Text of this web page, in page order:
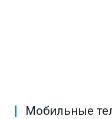
Мобильные